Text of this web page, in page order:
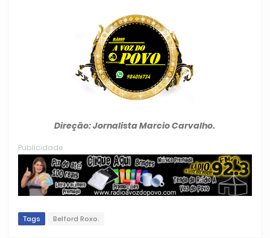
Direção: Jornalista Marcio Carvalho.
Publicidade
Tags Belford Roxo.